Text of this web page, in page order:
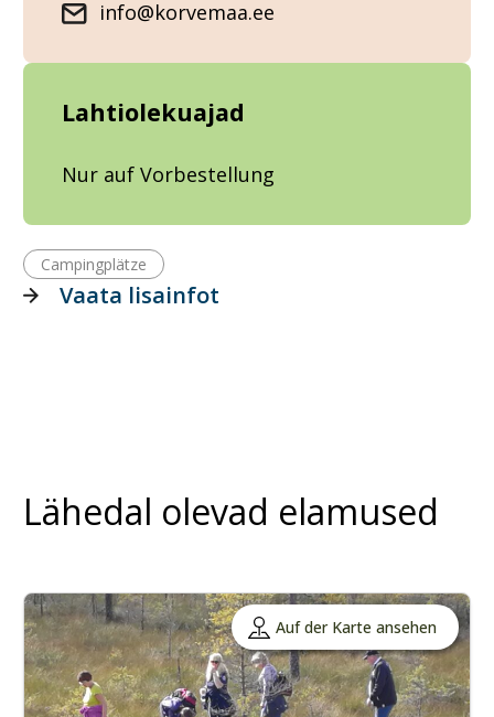
info@korvemaa.ee
Lahtiolekuajad
Nur auf Vorbestellung
Campingplätze
Vaata lisainfot
Lähedal olevad elamused
Auf der Karte ansehen